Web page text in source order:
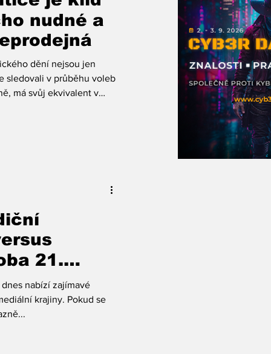
nudné a
dění nejsou jen
sledovali v průběhu voleb
má svůj ekvivalent v
tónem, který by ještě před
21.
nabízí zajímavé
krajiny. Pokud se